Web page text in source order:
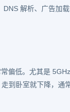
DNS 解析、广告加
偏低。尤其是 5GHz
到卧室就下降，通